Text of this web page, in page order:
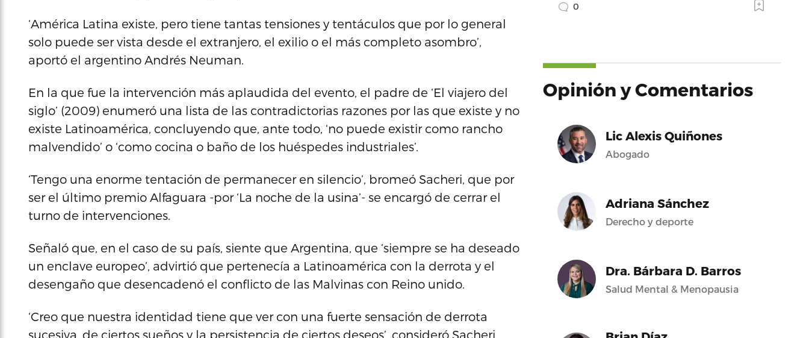
‘América Latina existe, pero tiene tantas tensiones y tentáculos que por lo general
solo puede ser vista desde el extranjero, el exilio o el más completo asombro’,
aportó el argentino Andrés Neuman.
En la que fue la intervención más aplaudida del evento, el padre de ‘El viajero del
siglo’ (2009) enumeró una lista de las contradictorias razones por las que existe y no
existe Latinoamérica, concluyendo que, ante todo, ‘no puede existir como rancho
malvendido’ o ‘como cocina o baño de los huéspedes industriales’.
‘Tengo una enorme tentación de permanecer en silencio’, bromeó Sacheri, que por
ser el último premio Alfaguara -por ‘La noche de la usina’- se encargó de cerrar el
turno de intervenciones.
Señaló que, en el caso de su país, siente que Argentina, que ‘siempre se ha deseado
un enclave europeo’, advirtió que pertenecía a Latinoamérica con la derrota y el
desengaño que desencadenó el conflicto de las Malvinas con Reino unido.
‘Creo que nuestra identidad tiene que ver con una fuerte sensación de derrota
sucesiva, de ciertos sueños y la persistencia de ciertos deseos’, consideró Sacheri.
0
Opinión y Comentarios
Lic Alexis Quiñones
Abogado
Adriana Sánchez
Derecho y deporte
Dra. Bárbara D. Barros
Salud Mental & Menopausia